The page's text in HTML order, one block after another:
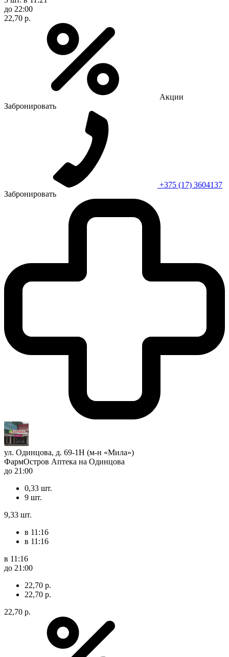
до 22:00
22,70 р.
Акции
Забронировать
+375 (17) 3604137
Забронировать
ул. Одинцова, д. 69-1Н (м-н «Мила»)
ФармОстров Аптека на Одинцова
до 21:00
0,33 шт.
9 шт.
9,33 шт.
в 11:16
в 11:16
в 11:16
до 21:00
22,70 р.
22,70 р.
22,70 р.